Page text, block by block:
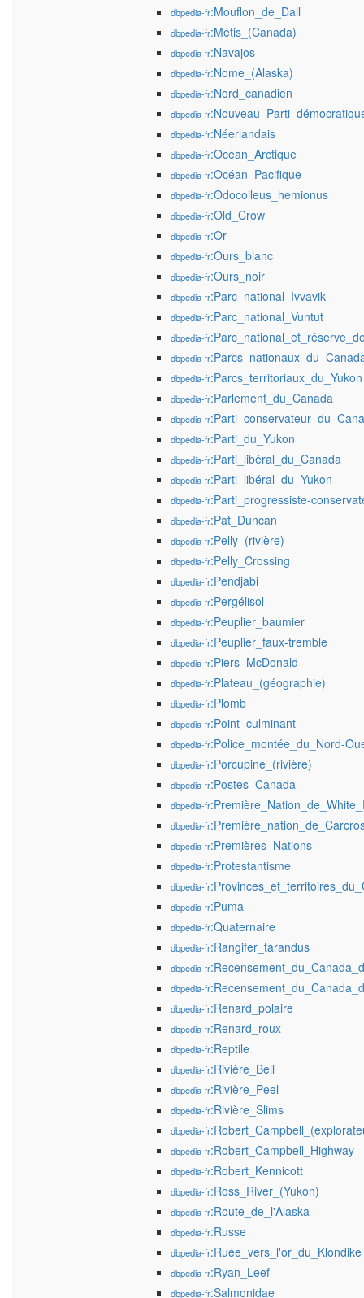
dbpedia-fr:Mouflon_de_Dall
dbpedia-fr:Métis_(Canada)
dbpedia-fr:Navajos
dbpedia-fr:Nome_(Alaska)
dbpedia-fr:Nord_canadien
dbpedia-fr
dbpedia-fr:Néerlandais
dbpedia-fr:Océan_Arctique
dbpedia-fr:Océan_Pacifique
dbpedia-fr:Odocoileus_hemionus
dbpedia-fr:Old_Crow
dbpedia-fr:Or
dbpedia-fr:Ours_blanc
dbpedia-fr:Ours_noir
dbpedia-fr:Parc_national_Ivvavik
dbpedia-fr:Parc_national_Vuntut
dbpedia-fr
dbpedia-fr
dbpedia-fr:Parcs_territoriaux_du_Yukon
dbpedia-fr:Parlement_du_Canada
dbpedia-fr
dbpedia-fr:Parti_du_Yukon
dbpedia-fr:Parti_libéral_du_Canada
dbpedia-fr:Parti_libéral_du_Yukon
dbpedia-fr:Parti_progressiste-
dbpedia-fr:Pat_Duncan
dbpedia-fr:Pelly_(rivière)
dbpedia-fr:Pelly_Crossing
dbpedia-fr:Pendjabi
dbpedia-fr:Pergélisol
dbpedia-fr:Peuplier_baumier
dbpedia-fr:Peuplier_faux-tremble
dbpedia-fr:Piers_McDonald
dbpedia-fr:Plateau_(géographie)
dbpedia-fr:Plomb
dbpedia-fr:Point_culminant
dbpedia-fr:Police_montée_du_Nord-
dbpedia-fr:Porcupine_(rivière)
dbpedia-fr:Postes_Canada
dbpedia-fr
dbpedia-fr
dbpedia-fr:Premières_Nations
dbpedia-fr:Protestantisme
dbpedia-fr
dbpedia-fr:Puma
dbpedia-fr:Quaternaire
dbpedia-fr:Rangifer_tarandus
dbpedia-fr
dbpedia-fr
dbpedia-fr:Renard_polaire
dbpedia-fr:Renard_roux
dbpedia-fr:Reptile
dbpedia-fr:Rivière_Bell
dbpedia-fr:Rivière_Peel
dbpedia-fr:Rivière_Slims
dbpedia-fr
dbpedia-fr:Robert_Campbell_Highway
dbpedia-fr:Robert_Kennicott
dbpedia-fr:Ross_River_(Yukon)
dbpedia-fr:Route_de_l'Alaska
dbpedia-fr:Russe
dbpedia-fr:Ruée_vers_l'or_du_Klondike
dbpedia-fr:Ryan_Leef
dbpedia-fr:Salmonidae